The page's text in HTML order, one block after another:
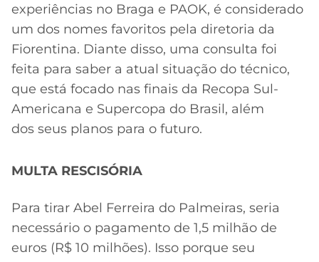
experiências no Braga e PAOK, é considerado
um dos nomes favoritos pela diretoria da
Fiorentina. Diante disso, uma consulta foi
feita para saber a atual situação do técnico,
que está focado nas finais da Recopa Sul-
Americana e Supercopa do Brasil, além
dos seus planos para o futuro.
MULTA RESCISÓRIA
Para tirar Abel Ferreira do Palmeiras, seria
necessário o pagamento de 1,5 milhão de
euros (R$ 10 milhões). Isso porque seu